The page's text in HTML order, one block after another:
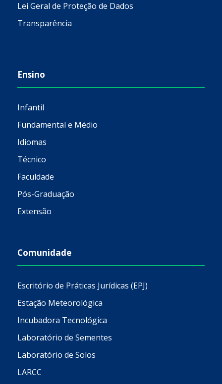
Lei Geral de Proteção de Dados
Transparência
Ensino
Infantil
Fundamental e Médio
Idiomas
Técnico
Faculdade
Pós-Graduação
Extensão
Comunidade
Escritório de Práticas Jurídicas (EPJ)
Estação Meteorológica
Incubadora Tecnológica
Laboratório de Sementes
Laboratório de Solos
LARCC